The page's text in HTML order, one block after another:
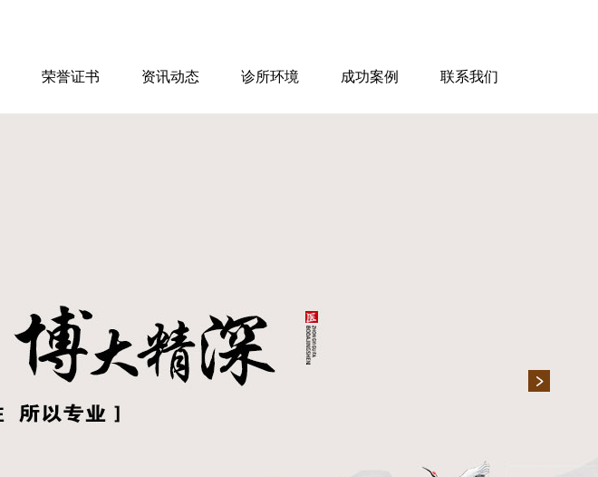
荣誉证书 资讯动态 诊所环境 成功案例 联系我们